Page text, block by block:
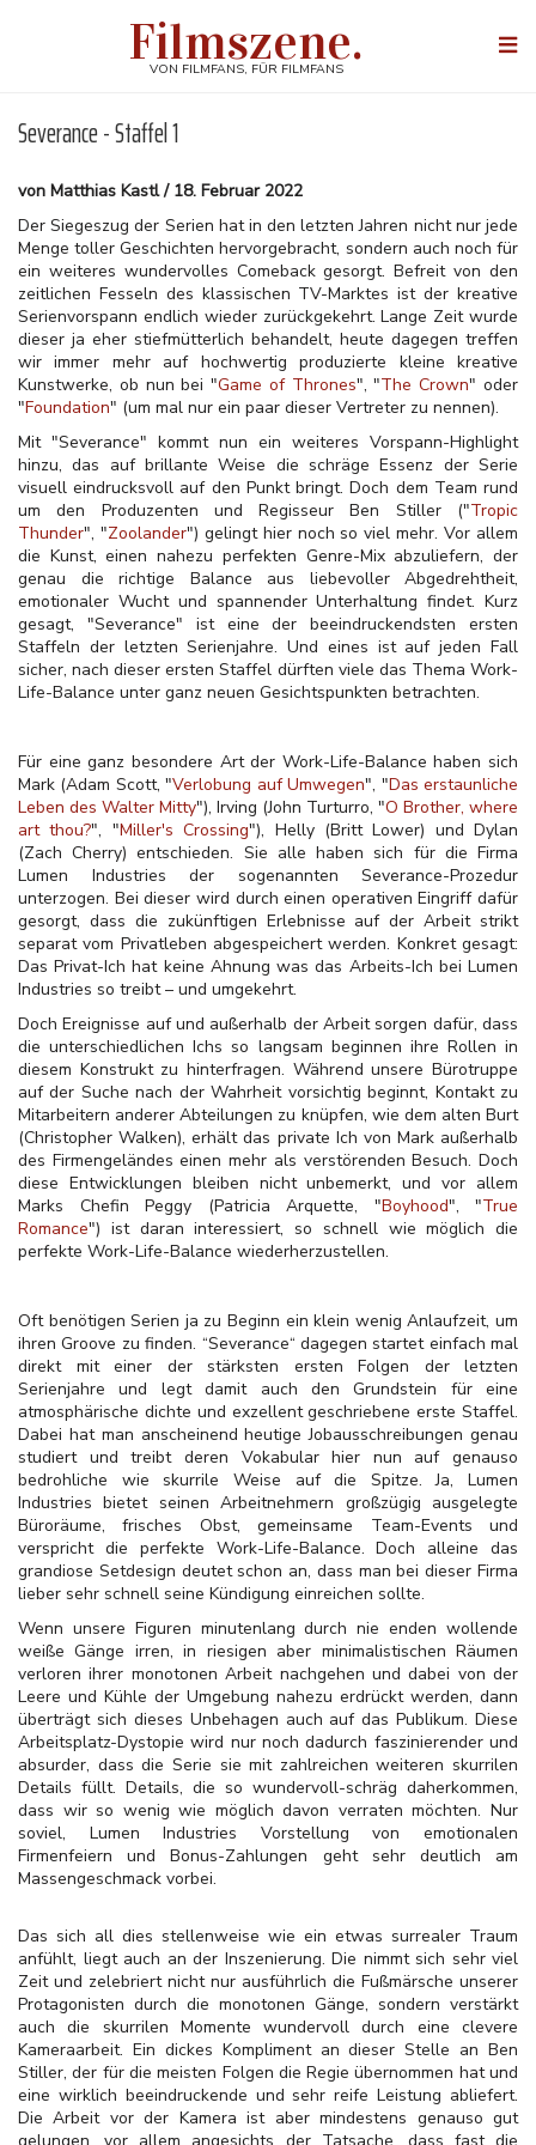
Filmszene.
VON FILMFANS, FÜR FILMFANS
Severance - Staffel 1
von Matthias Kastl / 18. Februar 2022
Der Siegeszug der Serien hat in den letzten Jahren nicht nur jede
Menge toller Geschichten hervorgebracht, sondern auch noch für
ein weiteres wundervolles Comeback gesorgt. Befreit von den
zeitlichen Fesseln des klassischen TV-Marktes ist der kreative
Serienvorspann endlich wieder zurückgekehrt. Lange Zeit wurde
dieser ja eher stiefmütterlich behandelt, heute dagegen treffen
wir immer mehr auf hochwertig produzierte kleine kreative
Kunstwerke, ob nun bei "Game of Thrones", "The Crown" oder
"Foundation" (um mal nur ein paar dieser Vertreter zu nennen).
Mit "Severance" kommt nun ein weiteres Vorspann-Highlight
hinzu, das auf brillante Weise die schräge Essenz der Serie
visuell eindrucksvoll auf den Punkt bringt. Doch dem Team rund
um den Produzenten und Regisseur Ben Stiller ("Tropic
Thunder", "Zoolander") gelingt hier noch so viel mehr. Vor allem
die Kunst, einen nahezu perfekten Genre-Mix abzuliefern, der
genau die richtige Balance aus liebevoller Abgedrehtheit,
emotionaler Wucht und spannender Unterhaltung findet. Kurz
gesagt, "Severance" ist eine der beeindruckendsten ersten
Staffeln der letzten Serienjahre. Und eines ist auf jeden Fall
sicher, nach dieser ersten Staffel dürften viele das Thema Work-
Life-Balance unter ganz neuen Gesichtspunkten betrachten.
Für eine ganz besondere Art der Work-Life-Balance haben sich
Mark (Adam Scott, "Verlobung auf Umwegen", "Das erstaunliche
Leben des Walter Mitty"), Irving (John Turturro, "O Brother, where
art thou?", "Miller's Crossing"), Helly (Britt Lower) und Dylan
(Zach Cherry) entschieden. Sie alle haben sich für die Firma
Lumen Industries der sogenannten Severance-Prozedur
unterzogen. Bei dieser wird durch einen operativen Eingriff dafür
gesorgt, dass die zukünftigen Erlebnisse auf der Arbeit strikt
separat vom Privatleben abgespeichert werden. Konkret gesagt:
Das Privat-Ich hat keine Ahnung was das Arbeits-Ich bei Lumen
Industries so treibt – und umgekehrt.
Doch Ereignisse auf und außerhalb der Arbeit sorgen dafür, dass
die unterschiedlichen Ichs so langsam beginnen ihre Rollen in
diesem Konstrukt zu hinterfragen. Während unsere Bürotruppe
auf der Suche nach der Wahrheit vorsichtig beginnt, Kontakt zu
Mitarbeitern anderer Abteilungen zu knüpfen, wie dem alten Burt
(Christopher Walken), erhält das private Ich von Mark außerhalb
des Firmengeländes einen mehr als verstörenden Besuch. Doch
diese Entwicklungen bleiben nicht unbemerkt, und vor allem
Marks Chefin Peggy (Patricia Arquette, "Boyhood", "True
Romance") ist daran interessiert, so schnell wie möglich die
perfekte Work-Life-Balance wiederherzustellen.
Oft benötigen Serien ja zu Beginn ein klein wenig Anlaufzeit, um
ihren Groove zu finden. “Severance“ dagegen startet einfach mal
direkt mit einer der stärksten ersten Folgen der letzten
Serienjahre und legt damit auch den Grundstein für eine
atmosphärische dichte und exzellent geschriebene erste Staffel.
Dabei hat man anscheinend heutige Jobausschreibungen genau
studiert und treibt deren Vokabular hier nun auf genauso
bedrohliche wie skurrile Weise auf die Spitze. Ja, Lumen
Industries bietet seinen Arbeitnehmern großzügig ausgelegte
Büroräume, frisches Obst, gemeinsame Team-Events und
verspricht die perfekte Work-Life-Balance. Doch alleine das
grandiose Setdesign deutet schon an, dass man bei dieser Firma
lieber sehr schnell seine Kündigung einreichen sollte.
Wenn unsere Figuren minutenlang durch nie enden wollende
weiße Gänge irren, in riesigen aber minimalistischen Räumen
verloren ihrer monotonen Arbeit nachgehen und dabei von der
Leere und Kühle der Umgebung nahezu erdrückt werden, dann
überträgt sich dieses Unbehagen auch auf das Publikum. Diese
Arbeitsplatz-Dystopie wird nur noch dadurch faszinierender und
absurder, dass die Serie sie mit zahlreichen weiteren skurrilen
Details füllt. Details, die so wundervoll-schräg daherkommen,
dass wir so wenig wie möglich davon verraten möchten. Nur
soviel, Lumen Industries Vorstellung von emotionalen
Firmenfeiern und Bonus-Zahlungen geht sehr deutlich am
Massengeschmack vorbei.
Das sich all dies stellenweise wie ein etwas surrealer Traum
anfühlt, liegt auch an der Inszenierung. Die nimmt sich sehr viel
Zeit und zelebriert nicht nur ausführlich die Fußmärsche unserer
Protagonisten durch die monotonen Gänge, sondern verstärkt
auch die skurrilen Momente wundervoll durch eine clevere
Kameraarbeit. Ein dickes Kompliment an dieser Stelle an Ben
Stiller, der für die meisten Folgen die Regie übernommen hat und
eine wirklich beeindruckende und sehr reife Leistung abliefert.
Die Arbeit vor der Kamera ist aber mindestens genauso gut